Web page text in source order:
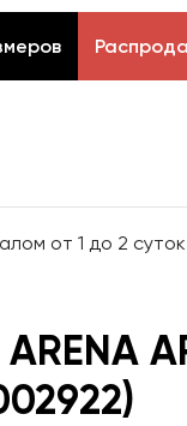
от 1 до 2 суток